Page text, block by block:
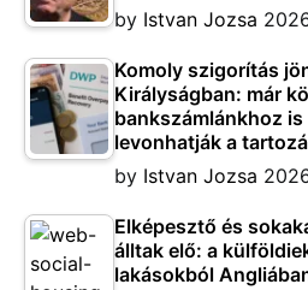
by Istvan Jozsa
Komoly szigorítás
Királyságban: már
bankszámlánkhoz
levonhatják a
by Istvan Jozsa
Elképesztő és
álltak elő: a
lakásokból